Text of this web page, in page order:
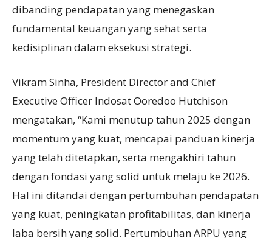
dibanding pendapatan yang menegaskan
fundamental keuangan yang sehat serta
kedisiplinan dalam eksekusi strategi.
Vikram Sinha, President Director and Chief
Executive Officer Indosat Ooredoo Hutchison
mengatakan, “Kami menutup tahun 2025 dengan
momentum yang kuat, mencapai panduan kinerja
yang telah ditetapkan, serta mengakhiri tahun
dengan fondasi yang solid untuk melaju ke 2026.
Hal ini ditandai dengan pertumbuhan pendapatan
yang kuat, peningkatan profitabilitas, dan kinerja
laba bersih yang solid. Pertumbuhan ARPU yang